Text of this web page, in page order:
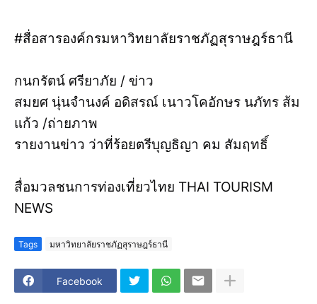
#สื่อสารองค์กรมหาวิทยาลัยราชภัฏสุราษฎร์ธานี
กนกรัตน์ ศรียาภัย / ข่าว
สมยศ นุ่นจำนงค์ อดิสรณ์ เนาวโคอักษร นภัทร ส้ม
แก้ว /ถ่ายภาพ
รายงานข่าว ว่าที่ร้อยตรีบุญธิญา คม สัมฤทธิ์
สื่อมวลชนการท่องเที่ยวไทย THAI TOURISM
NEWS
Tags มหาวิทยาลัยราชภัฏสุราษฎร์ธานี
Facebook